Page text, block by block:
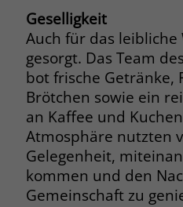
Geselligkeit
Auch für das
gesorgt. Das Team des
bot frische Getränke,
Brötchen sowie ein
an Kaffee und
Atmosphäre nutzten
Gelegenheit,
kommen und den
Gemeinschaft zu
Anbieter .fonts.net
Laufzeit 30 Minuten
Zweck
This cookie,
support
Name JSessionID
Anbieter jobs.stiftung-
Name
Anbieter Google Ads
Laufzeit 90 Tage
Zweck Enthält eine
Name _gcl_aw
Anbieter Google Ads